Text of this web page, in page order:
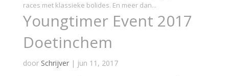
races met klassieke bolides. En meer dan...
Youngtimer Event 2017
Doetinchem
door Schrijver| jun 11, 2017